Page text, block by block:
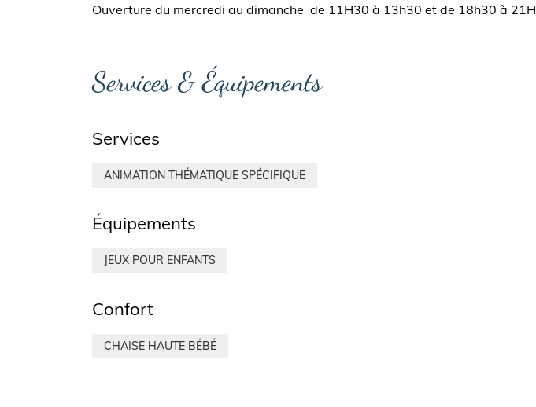
Ouverture du mercredi au dimanche de 11H30 à 13h30 et de 18h30 à 21H
Services & Équipements
Services
ANIMATION THÉMATIQUE SPÉCIFIQUE
Équipements
JEUX POUR ENFANTS
Confort
CHAISE HAUTE BÉBÉ